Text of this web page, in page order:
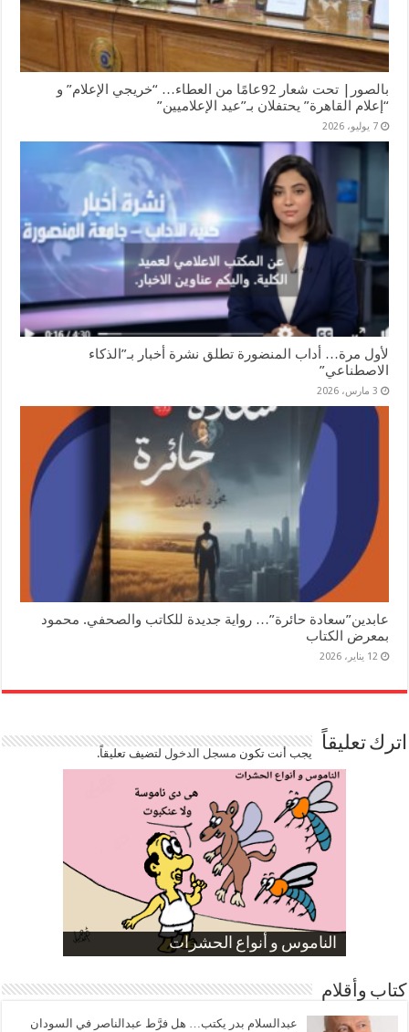
بالصور| تحت شعار 92عامًا من العطاء… “خريجي الإعلام” و
“إعلام القاهرة” يحتفلان بـ”عيد الإعلاميين”
7 يوليو، 2026
لأول مرة… أداب المنضورة تطلق نشرة أخبار بـ”الذكاء
الاصطناعي”
3 مارس، 2026
عابدين”سعادة حائرة”… رواية جديدة للكاتب والصحفي. محمود
بمعرض الكتاب
12 يناير، 2026
اترك تعليقاً يجب أنت تكون مسجل الدخوللتضيف تعليقاً.
الناموس و أنواع الحشرات
الموظفين بعد ارتفاع الأسعار
ارتفاع نسبة الطلاق في مصر
صورة كاركاتيرية
صورة كاركاتيرية
كتاب وأقلام
عبدالسلام بدر يكتب… هل فرَّط عبدالناصر في السودان